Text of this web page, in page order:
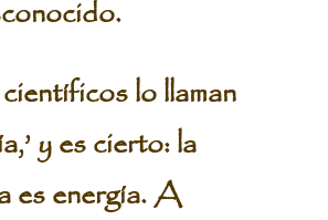
lo llaman
y es cierto: la
es energía. A